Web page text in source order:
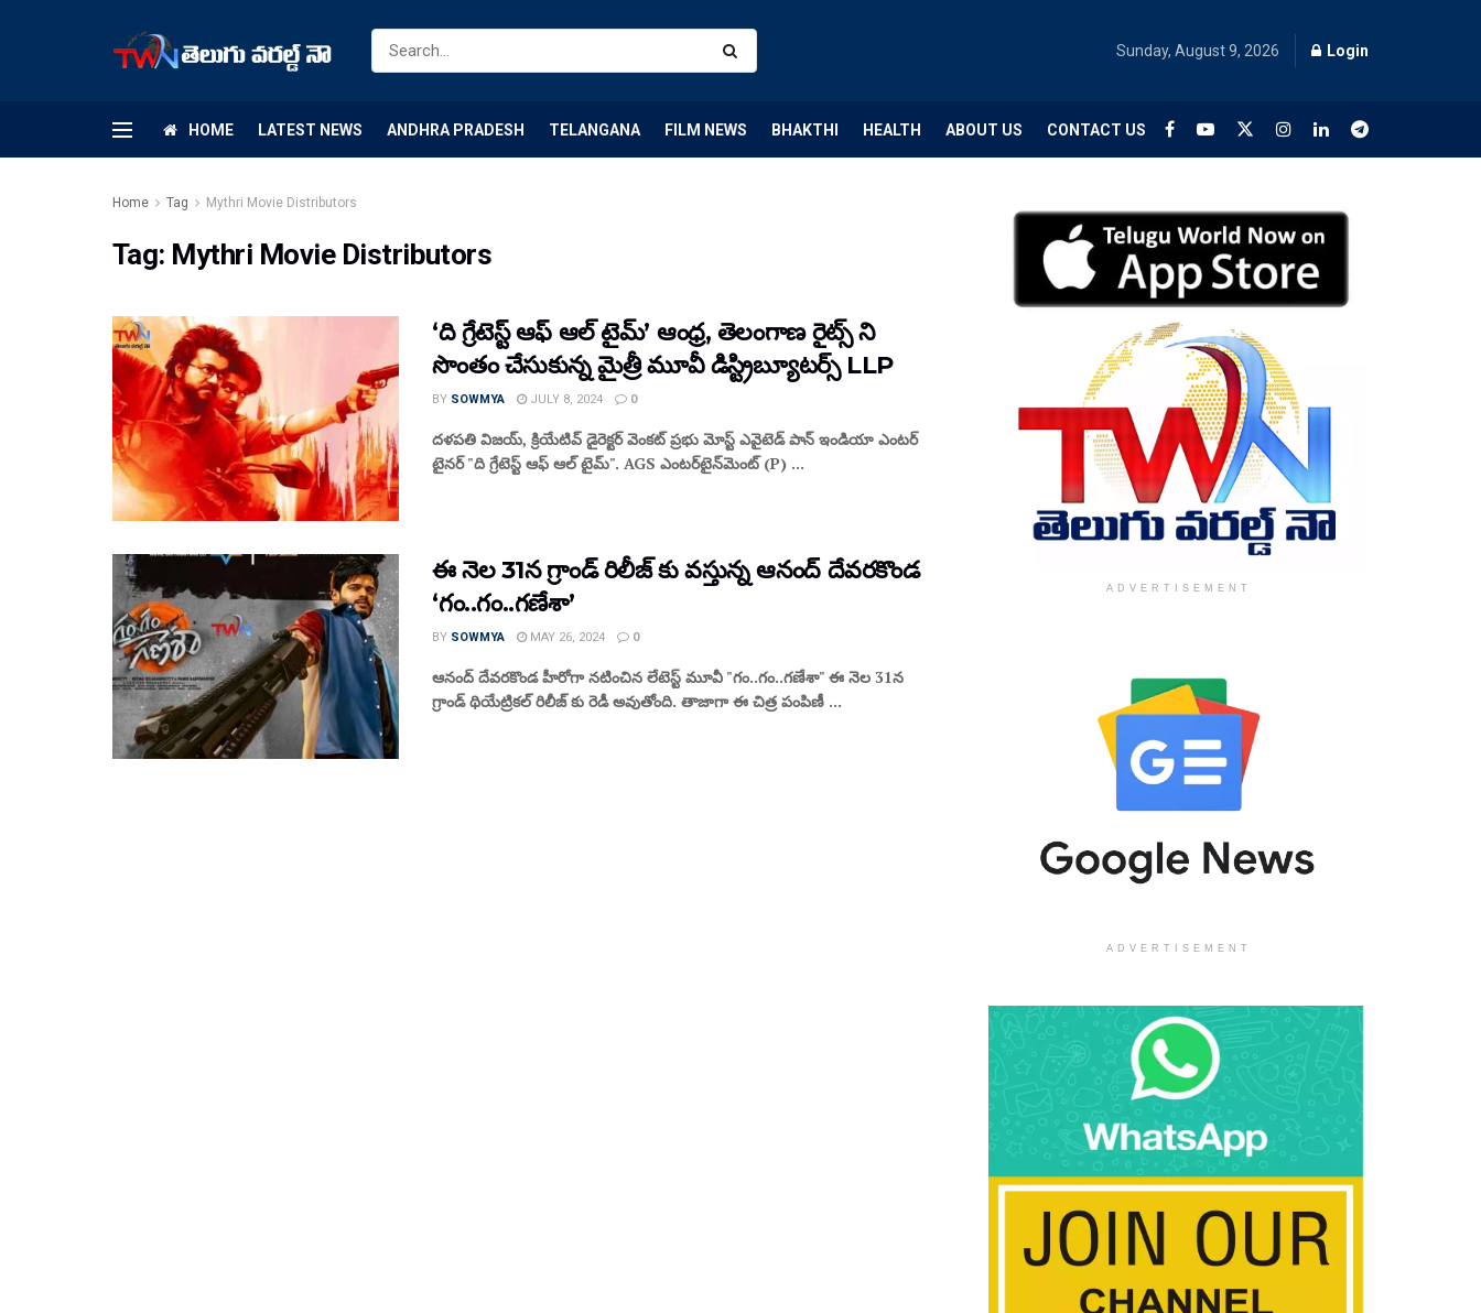
Sunday, August 9, 2026 Login
HOME LATEST NEWS ANDHRA PRADESH TELANGANA FILM NEWS BHAKTHI HEALTH ABOUT US CONTACT US
Home Tag Mythri Movie Distributors
Tag: Mythri Movie Distributors
‘ది గ్రేటెస్ట్ ఆఫ్ ఆల్ టైమ్’ ఆంధ్ర, తెలంగాణ రైట్స్ ని
సొంతం చేసుకున్న మైత్రీ మూవీ డిస్ట్రిబ్యూటర్స్ LLP
BY SOWMYA JULY 8, 2024 0
దళపతి విజయ్, క్రియేటివ్ డైరెక్టర్ వెంకట్ ప్రభు మోస్ట్ ఎవైటెడ్ పాన్ ఇండియా ఎంటర్
టైనర్ "ది గ్రేటెస్ట్ ఆఫ్ ఆల్ టైమ్". AGS ఎంటర్‌టైన్‌మెంట్ (P) ...
ఈ నెల 31న గ్రాండ్ రిలీజ్ కు వస్తున్న ఆనంద్ దేవరకొండ
‘గం..గం..గణేశా’
BY SOWMYA MAY 26, 2024 0
ఆనంద్ దేవరకొండ హీరోగా నటించిన లేటెస్ట్ మూవీ "గం..గం..గణేశా" ఈ నెల 31న
గ్రాండ్ థియేట్రికల్ రిలీజ్ కు రెడీ అవుతోంది. తాజాగా ఈ చిత్ర పంపిణీ ...
ADVERTISEMENT
ADVERTISEMENT